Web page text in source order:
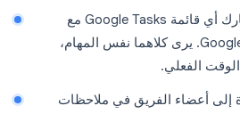
: شارك أي قائمة Google Tasks مع
أعضاء الفريق عبر حساب Google. يرى كلاهما نفس المهام،
الفعلي.
إلى أعضاء الفريق في ملاحظات